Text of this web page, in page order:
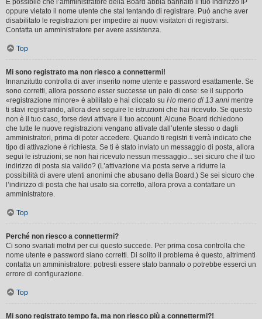
È possibile che l’amministratore della Board abbia bannato il tuo indirizzo IP
oppure vietato il nome utente che stai tentando di registrare. Può anche aver
disabilitato le registrazioni per impedire ai nuovi visitatori di registrarsi.
Contatta un amministratore per avere assistenza.
Top
Mi sono registrato ma non riesco a connettermi!
Innanzitutto controlla di aver inserito nome utente e password esattamente. Se
sono corretti, allora possono esser successe un paio di cose: se il supporto
«registrazione minore» è abilitato e hai cliccato su Ho meno di 13 anni mentre
ti stavi registrando, allora devi seguire le istruzioni che hai ricevuto. Se questo
non è il tuo caso, forse devi attivare il tuo account. Alcune Board richiedono
che tutte le nuove registrazioni vengano attivate dall’utente stesso o dagli
amministratori, prima di poter accedere. Quando ti registri ti verrà indicato che
tipo di attivazione è richiesta. Se ti è stato inviato un messaggio di posta, allora
segui le istruzioni; se non hai ricevuto nessun messaggio... sei sicuro che il tuo
indirizzo di posta sia valido? (L’attivazione via posta serve a ridurre la
possibilità di avere utenti anonimi che abusano della Board.) Se sei sicuro che
l’indirizzo di posta che hai usato sia corretto, allora prova a contattare un
amministratore.
Top
Perché non riesco a connettermi?
Ci sono svariati motivi per cui questo succede. Per prima cosa controlla che
nome utente e password siano corretti. Di solito il problema è questo, altrimenti
contatta un amministratore: potresti essere stato bannato o potrebbe esserci un
errore di configurazione.
Top
Mi sono registrato tempo fa, ma non riesco più a connettermi?!